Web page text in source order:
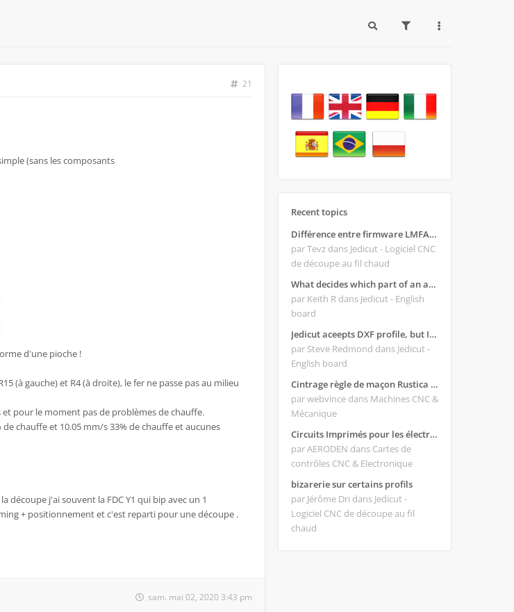
21
(sans les composants
d'une pioche !
(à gauche) et R4 (à droite), le fer ne passe pas au milieu
et pour le moment pas de problèmes de chauffe.
chauffe et 10.05 mm/s 33% de chauffe et aucunes
découpe j'ai souvent la FDC Y1 qui bip avec un 1
+ positionnement et c'est reparti pour une découpe .
sam. mai 02, 2020 3:43 pm
Recent topics
Différence entre firmware LMFAO_V4_8_0 et du GRBL
par Tevz dans Jedicut - Logiciel CNC
de découpe au fil chaud
What decides which part of an airfoil is the extrado and intrado?
par Keith R dans Jedicut - English
board
Jedicut aceepts DXF profile, but It won't cut (Icons grayed out)
par Steve Redmond dans Jedicut -
English board
Cintrage règle de maçon Rustica 2018C
par webvince dans Machines CNC &
Mécanique
Circuits Imprimés pour les électroniques:
par AERODEN dans Cartes de
contrôles CNC & Electronique
bizarerie sur certains profils
par Jérôme Dri dans Jedicut -
Logiciel CNC de découpe au fil
chaud